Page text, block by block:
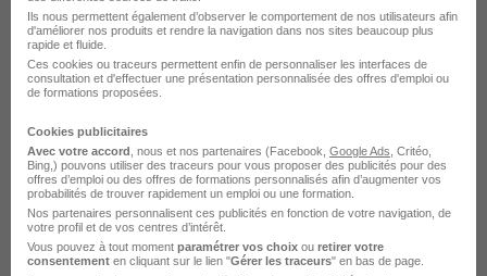
DMF Paris
DMF Asnières-sur-Seine
DMF Dijon
DMF Lyon
DMF Metz
DMF Rennes
Voir plus
Ils nous permettent également d’observer le comportement de nos utilisateurs afin
d'améliorer nos produits et rendre la navigation dans nos sites beaucoup plus
rapide et fluide.
Ces cookies ou traceurs permettent enfin de personnaliser les interfaces de
consultation et d'effectuer une présentation personnalisée des offres d'emploi ou
de formations proposées.
Cookies publicitaires
Avec votre accord , nous et nos partenaires (Facebook, Google Ads , Critéo,
Bing,) pouvons utiliser des traceurs pour vous proposer des publicités pour des
offres d’emploi ou des offres de formations personnalisés afin d’augmenter vos
probabilités de trouver rapidement un emploi ou une formation.
Nos partenaires personnalisent ces publicités en fonction de votre navigation, de
votre profil et de vos centres d’intérêt.
Vous pouvez à tout moment paramétrer vos choix ou retirer votre
consentement en cliquant sur le lien "Gérer les traceurs" en bas de page.